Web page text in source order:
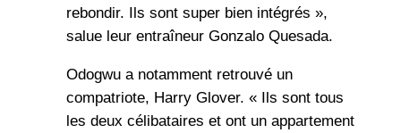
rebondir. Ils sont super bien intégrés »,
salue leur entraîneur Gonzalo Quesada.
Odogwu a notamment retrouvé un
compatriote, Harry Glover. « Ils sont tous
les deux célibataires et ont un appartement